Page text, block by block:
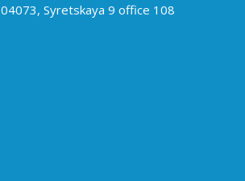
04073, Syretskaya 9 office 108